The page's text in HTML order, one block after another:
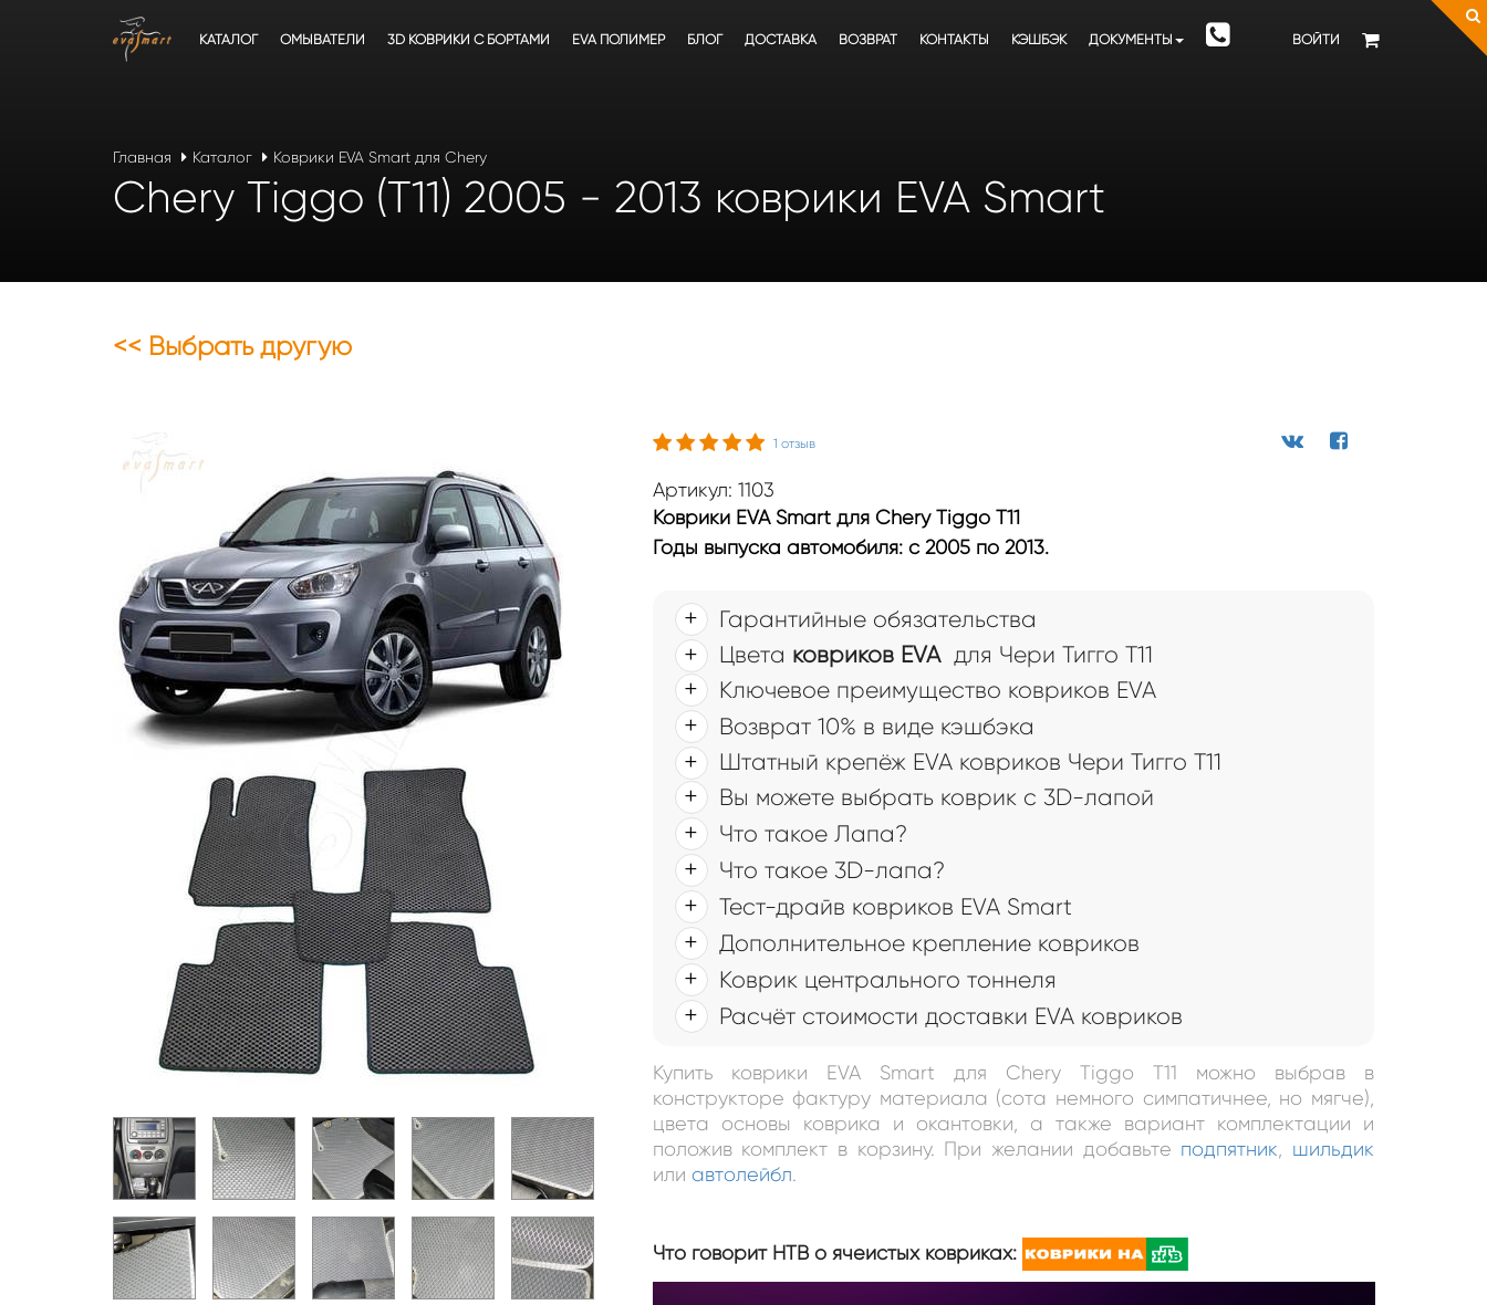
ВОЙТИ
КАТАЛОГ ОМЫВАТЕЛИ 3D КОВРИКИ C БОРТАМИ EVA ПОЛИМЕР БЛОГ ДОСТАВКА ВОЗВРАТ КОНТАКТЫ КЭШБЭК ДОКУМЕНТЫ
Главная Каталог Коврики EVA Smart для Chery
Chery Tiggo (T11) 2005 - 2013 коврики EVA Smart
<< Выбрать другую
1 отзыв
Артикул: 1103
Коврики EVA Smart для Chery Tiggo T11
Годы выпуска автомобиля: с 2005 по 2013.
Гарантийные обязательства
Цвета ковриков EVAдля Чери Тигго Т11
Ключевое преимущество ковриков EVA
Возврат 10% в виде кэшбэка
Штатный крепёж EVA ковриков Чери Тигго Т11
Вы можете выбрать коврик с 3D-лапой
Что такое Лапа?
Что такое 3D-лапа?
Тест-драйв ковриков EVA Smart
Дополнительное крепление ковриков
Коврик центрального тоннеля
Расчёт стоимости доставки EVA ковриков
Купить коврики EVA Smart для Chery Tiggo T11 можно выбрав в
конструкторе фактуру материала (сота немного симпатичнее, но мягче),
цвета основы коврика и окантовки, а также вариант комплектации и
положив комплект в корзину. При желании добавьте подпятник
шильдик
или автолейбл.
Что говорит НТВ о ячеистых ковриках: